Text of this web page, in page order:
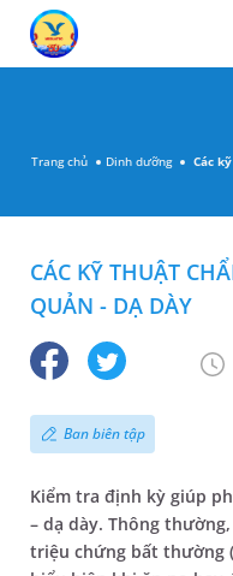
Trang chủ Dinh dưỡng Các
CÁC KỸ THUẬT
QUẢN - DẠ DÀY
Ban biên tập
Kiểm tra định kỳ giúp
– dạ dày. Thông
triệu chứng bất thường